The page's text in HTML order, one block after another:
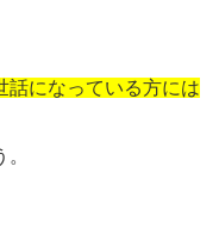
話になっている方には